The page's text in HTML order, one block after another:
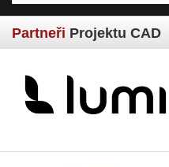
Partneři Projektu CAD